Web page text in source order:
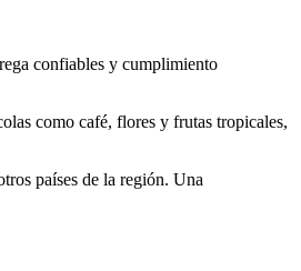
confiables y cumplimiento
como café, flores y frutas tropicales,
países de la región. Una